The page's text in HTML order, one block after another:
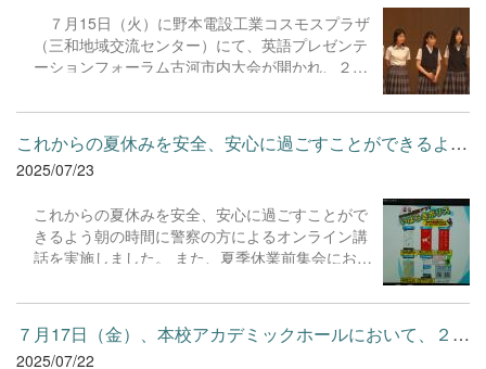
を高めることができました。講師の先生や留学生
の方々と５日間を共に過ごしたことは、生徒たち
の視野を広げ、次へのチャレンジにつながる貴重
７月15日（火）に野本電設工業コスモスプラザ
（三和地域交流センター）にて、英語プレゼンテ
ーションフォーラム古河市内大会が開かれ、２年
魅力アッププロジェクト～こんな茨城にしたい、
住みたい、なってほしい～」のテーマのもと、フ
ォーラムに臨みました。 生徒たちは、自分たち
で作成したスライドを活用し、堂々と発表するこ
応変に答えるなど、日頃の練習の成果を十分に発
揮し、県西大会に出場することが決定しました。
８月１日（金）の県西大会でも、素晴らしい発
これからの夏休みを安全、安心に過ごすことができるよう朝の時間...
2025/07/23
これからの夏休みを安全、安心に過ごすことがで
きるよう朝の時間に警察の方によるオンライン講
話を実施しました。 また、夏季休業前集会におい
陸上部、文藝部、美術部生徒への壮行会及び表彰
が行われました。自分の力と可能性を信じて、悔
いのないように力を尽くしてきてくれることを願
７月17日（金）、本校アカデミックホールにおいて、２年次生全員...
2025/07/22